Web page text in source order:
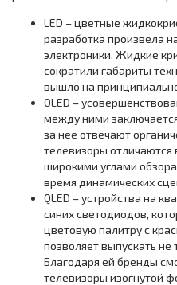
LED – цветные
разработка произвела
электроники. Жидкие
сократили габариты
вышло на
OLED –
между ними
за нее отвечают
телевизоры отличаются
широкими углами
время динамических
QLED – устройства на
синих светодиодов,
цветовую палитру с
позволяет выпускать не
Благодаря ей бренды
телевизоры изогнутой